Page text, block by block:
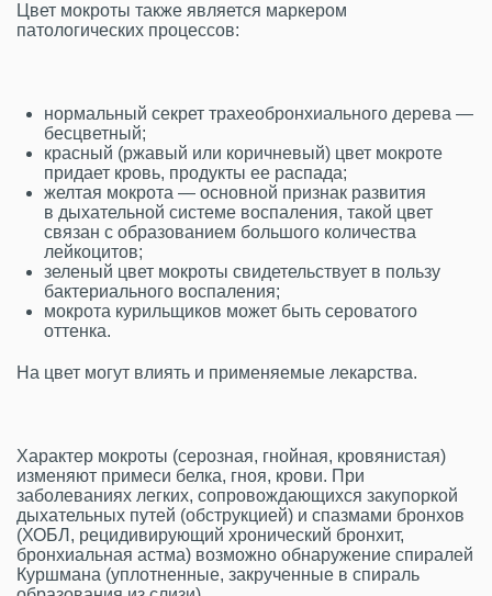
Цвет мокроты также является маркером
патологических процессов:
нормальный секрет трахеобронхиального дерева —
бесцветный;
красный (ржавый или коричневый) цвет мокроте
придает кровь, продукты ее распада;
желтая мокрота — основной признак развития
в дыхательной системе воспаления, такой цвет
связан с образованием большого количества
лейкоцитов;
зеленый цвет мокроты свидетельствует в пользу
бактериального воспаления;
мокрота курильщиков может быть сероватого
оттенка.
На цвет могут влиять и применяемые лекарства.
Характер мокроты (серозная, гнойная, кровянистая)
изменяют примеси белка, гноя, крови. При
заболеваниях легких, сопровождающихся закупоркой
дыхательных путей (обструкцией) и спазмами бронхов
(ХОБЛ, рецидивирующий хронический бронхит,
бронхиальная астма) возможно обнаружение спиралей
Куршмана (уплотненные, закрученные в спираль